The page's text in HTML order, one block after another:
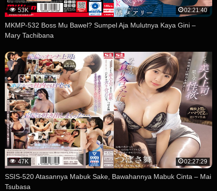
53K 02:21:40
MKMP-532 Boss Mu Bawel? Sumpel Aja Mulutnya Kaya Gini –
Mary Tachibana
47K 02:27:29
SSIS-520 Atasannya Mabuk Sake, Bawahannya Mabuk Cinta – Mai
Tsubasa